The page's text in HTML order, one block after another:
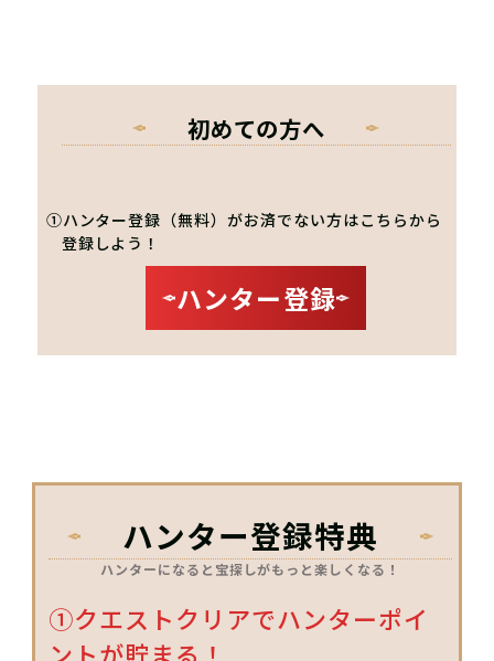
初めての方へ
①ハンター登録（無料）がお済でない方はこちらから
登録しよう！
ハンター登録
ハンター登録特典
ハンターになると宝探しがもっと楽しくなる！
①クエストクリアでハンターポイ
ントが貯まる！